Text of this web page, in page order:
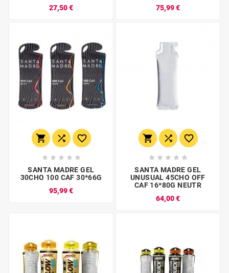
27,50 €
75,99 €
  
    
SANTA MADRE GEL
30CHO 100 CAF 30*66G
95,99 €
  
    
SANTA MADRE GEL
UNUSUAL 45CHO OFF
CAF 16*80G NEUTR
64,00 €